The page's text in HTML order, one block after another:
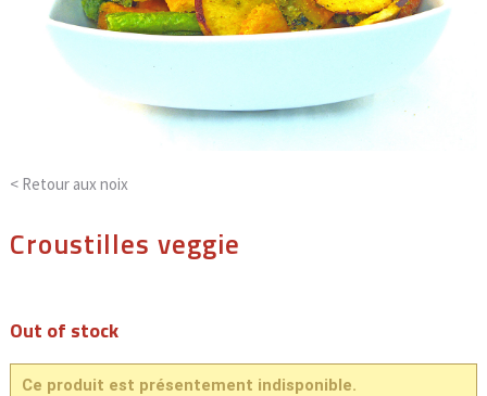
< Retour aux noix
Croustilles veggie
Out of stock
Ce produit est présentement indisponible.